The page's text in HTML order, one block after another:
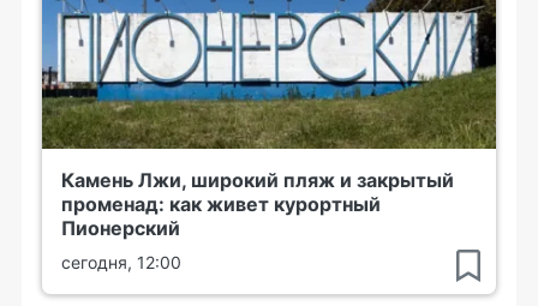
Камень Лжи, широкий пляж и закрытый
променад: как живет курортный
Пионерский
сегодня, 12:00